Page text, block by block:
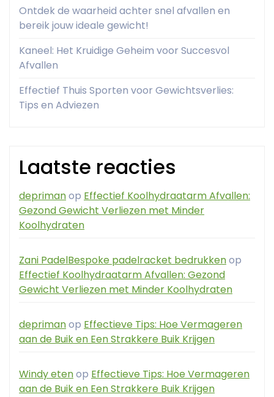
Ontdek de waarheid achter snel afvallen en
bereik jouw ideale gewicht!
Kaneel: Het Kruidige Geheim voor Succesvol
Afvallen
Effectief Thuis Sporten voor Gewichtsverlies:
Tips en Adviezen
Laatste reacties
deprimanop Effectief Koolhydraatarm Afvallen:
Gezond Gewicht Verliezen met Minder
Koolhydraten
Zani PadelBespoke padelracket bedrukkenop
Effectief Koolhydraatarm Afvallen: Gezond
Gewicht Verliezen met Minder Koolhydraten
deprimanop Effectieve Tips: Hoe Vermageren
aan de Buik en Een Strakkere Buik Krijgen
Windy etenop Effectieve Tips: Hoe Vermageren
aan de Buik en Een Strakkere Buik Krijgen